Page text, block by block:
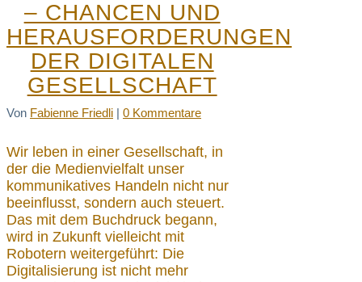
– CHANCEN UND
HERAUSFORDERUNGEN
DER DIGITALEN
GESELLSCHAFT
Von Fabienne Friedli | 0 Kommentare
Wir leben in einer Gesellschaft, in
der die Medienvielfalt unser
kommunikatives Handeln nicht nur
beeinflusst, sondern auch steuert.
Das mit dem Buchdruck begann,
wird in Zukunft vielleicht mit
Robotern weitergeführt: Die
Digitalisierung ist nicht mehr